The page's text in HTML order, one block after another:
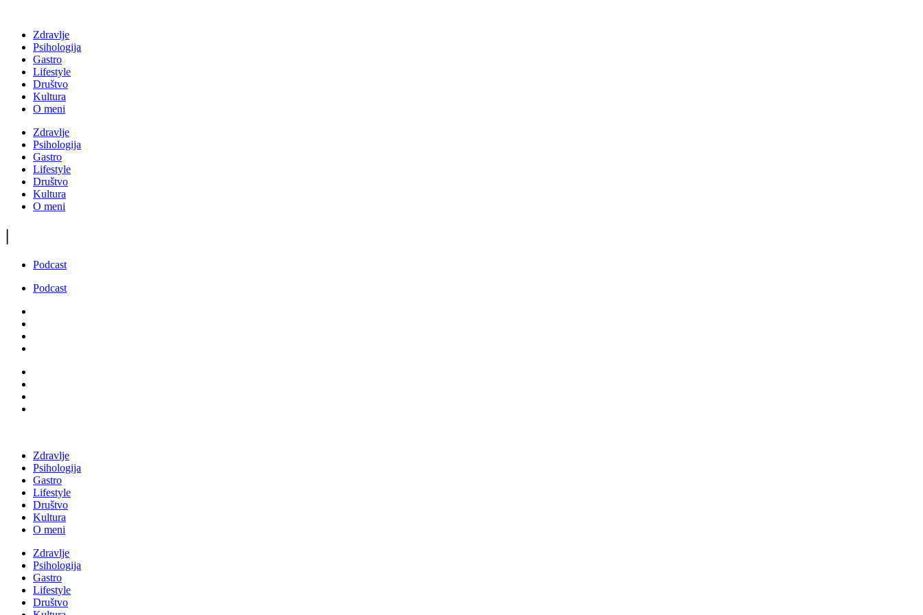
Zdravlje
Psihologija
Gastro
Lifestyle
Društvo
Kultura
O meni
Zdravlje
Psihologija
Gastro
Lifestyle
Društvo
Kultura
O meni
|
Podcast
Podcast
Zdravlje
Psihologija
Gastro
Lifestyle
Društvo
Kultura
O meni
Zdravlje
Psihologija
Gastro
Lifestyle
Društvo